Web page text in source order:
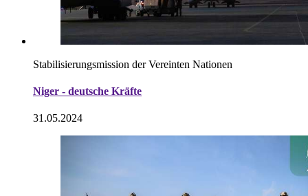
Stabilisierungsmission der Vereinten Nationen
Niger - deutsche Kräfte
31.05.2024